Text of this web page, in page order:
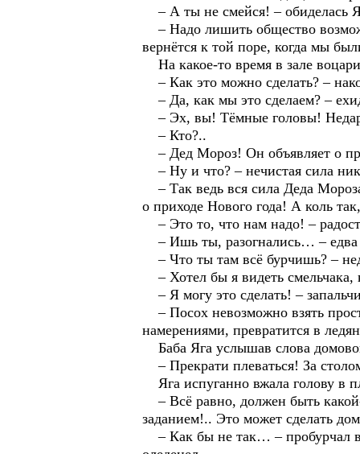
– А ты не смейся! – обиделась
– Надо лишить общество
вернётся к той поре, когда мы
На какое-то время в зале
– Как это можно сделать? –
– Да, как мы это сделаем? –
– Эх, вы! Тёмные головы!
– Кто?..
– Дед Мороз! Он объявляет о
– Ну и что? – нечистая сила
– Так ведь вся сила Деда
о приходе Нового года! А коль
– Это то, что нам надо! –
– Ишь ты, разогнались… –
– Что ты там всё бурчишь? –
– Хотел бы я видеть смельчака,
– Я могу это сделать! –
– Посох невозможно взять
намерениями, превратится в
Баба Яга услышав слова
– Прекрати плеваться! За
Яга испуганно вжала голову в
– Всё равно, должен быть
заданием!.. Это может сделать
– Как бы не так… – пробурчал